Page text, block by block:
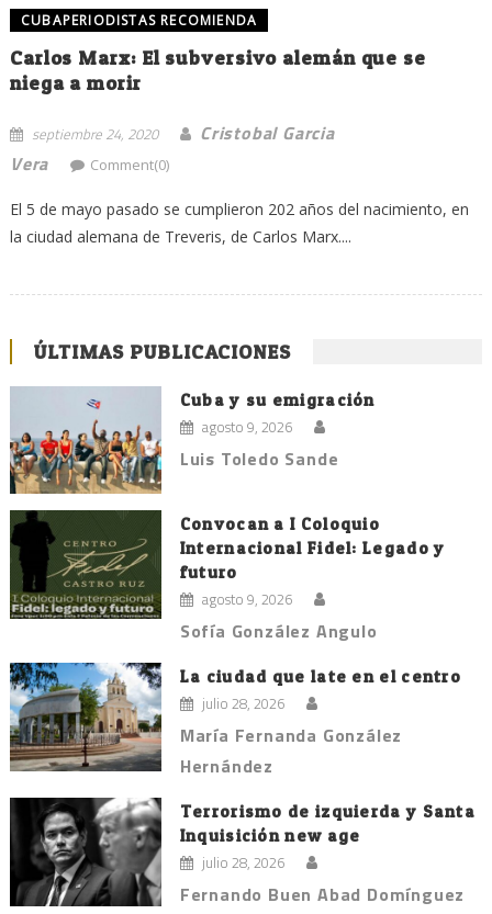
CUBAPERIODISTAS RECOMIENDA
Carlos Marx: El subversivo alemán que se
niega a morir
septiembre 24, 2020
Cristobal Garcia
Vera
Comment(0)
El 5 de mayo pasado se cumplieron 202 años del nacimiento, en
la ciudad alemana de Treveris, de Carlos Marx....
ÚLTIMAS PUBLICACIONES
Cuba y su emigración
agosto 9, 2026
Luis Toledo Sande
Convocan a I Coloquio
Internacional Fidel: Legado y
futuro
agosto 9, 2026
Sofía González Angulo
La ciudad que late en el centro
julio 28, 2026
María Fernanda González
Hernández
Terrorismo de izquierda y Santa
Inquisición new age
julio 28, 2026
Fernando Buen Abad Domínguez